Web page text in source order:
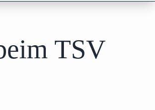
TSV